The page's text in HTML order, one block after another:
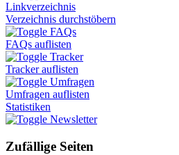
Linkverzeichnis
Verzeichnis durchstöbern
FAQs
FAQs auflisten
Tracker
Tracker auflisten
Umfragen
Umfragen auflisten
Statistiken
Newsletter
Zufällige Seiten